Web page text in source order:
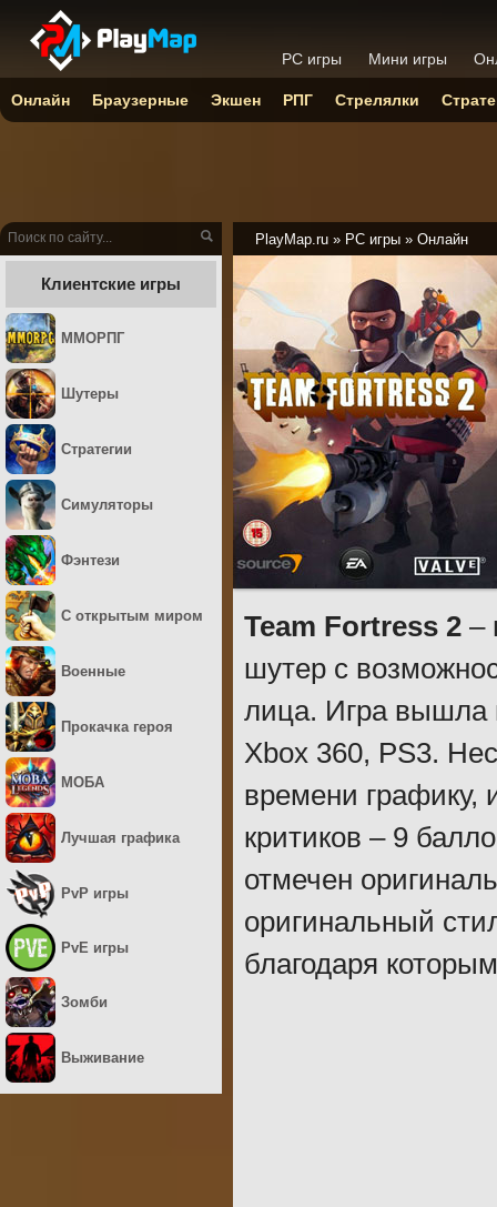
PlayMap.ru » PC игры » Онлайн
Team Fortress 2 –
шутер с
лица. Игра вышла
Xbox 360, PS3.
времени графику,
критиков – 9
отмечен
оригинальный
благодаря
Клиентские игры
ММОРПГ
Шутеры
Стратегии
Симуляторы
Фэнтези
С открытым миром
Военные
Прокачка героя
МОБА
Лучшая графика
PvP игры
PvE игры
Зомби
Выживание
PC игры Мини игры
Онлайн Браузерные Экшен РПГ Стрелялки